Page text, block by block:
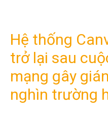
Hệ thống
trở lại sau
mạng gây
nghìn trường